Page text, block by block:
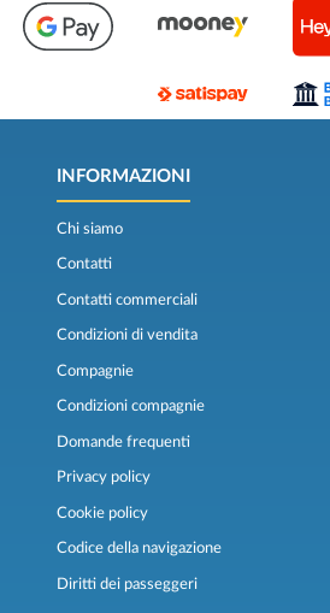
INFORMAZIONI
Chi siamo
Contatti
Contatti commerciali
Condizioni di vendita
Compagnie
Condizioni compagnie
Domande frequenti
Privacy policy
Cookie policy
Codice della navigazione
Diritti dei passeggeri